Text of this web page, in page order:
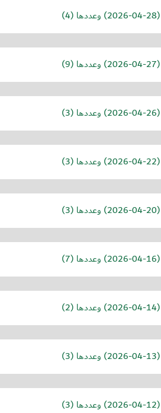
(
2026-04-28) وعددها (4)
(
2026-04-27) وعددها (9)
(
2026-04-26) وعددها (3)
(
2026-04-22) وعددها (3)
(
2026-04-20) وعددها (3)
(
2026-04-16) وعددها (7)
(
2026-04-14) وعددها (2)
(
2026-04-13) وعددها (3)
(
2026-04-12) وعددها (3)